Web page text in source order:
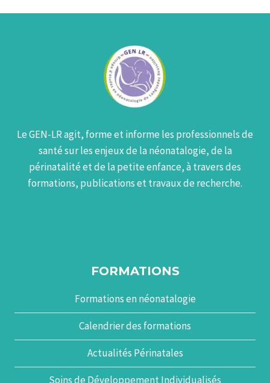
Le GEN-LR agit, forme et informe les professionnels de
santé sur les enjeux de la néonatalogie, de la
périnatalité et de la petite enfance, à travers des
formations, publications et travaux de recherche.
FORMATIONS
Formations en néonatalogie
Calendrier des formations
Actualités Périnatales
Soins de Développement Individualisés